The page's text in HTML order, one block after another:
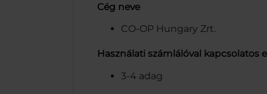
Cég neve
CO-OP Hungary Zrt.
Használati számlálóval kapcsolatos
3-4 adag